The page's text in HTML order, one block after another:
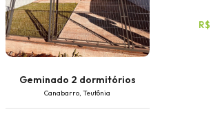
Geminado 2 dormitórios
Canabarro, Teutônia